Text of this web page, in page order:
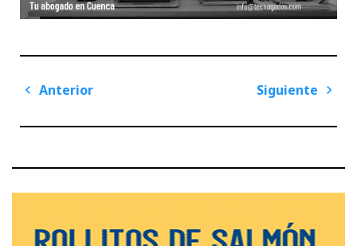
Navegación
entradas
Anterior
Siguiente